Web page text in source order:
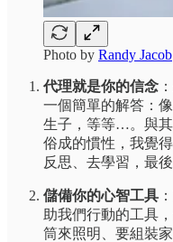
Photo by Randy Jacob
代理就是你的信念
一個簡單的解答：
生子，等等…。與
俗成的慣性，我覺
反思、去學習，最
儲備你的心智工具
助我們行動的工具
筒來照明、要組裝